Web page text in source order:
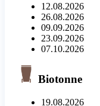
12.08.2026
26.08.2026
09.09.2026
23.09.2026
07.10.2026
Biotonne
19.08.2026